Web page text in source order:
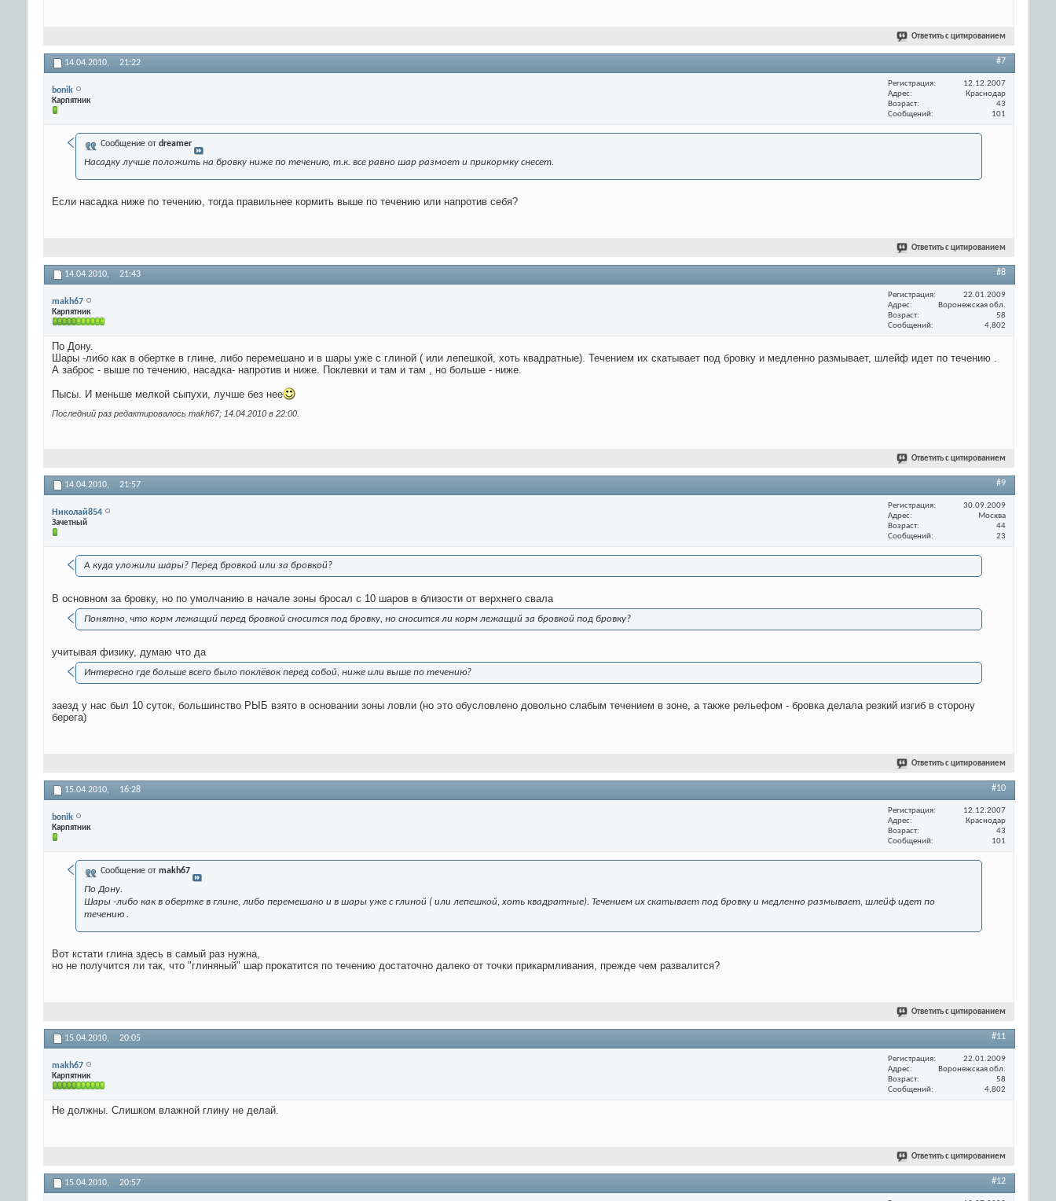
Ответить с цитированием
14.04.2010, 21:22 #7
bonik
Карпятник
Регистрация
12.12.2007
Адрес
Краснодар
Возраст
43
Сообщений
101
Сообщение от dreamer
Насадку лучше положить на бровку ниже по течению, т.к. все равно шар размоет и прикормку снесет.
Если насадка ниже по течению, тогда правильнее кормить выше по течению или напротив себя?
Ответить с цитированием
14.04.2010, 21:43 #8
makh67
Карпятник
Регистрация
22.01.2009
Адрес
Воронежская обл.
Возраст
58
Сообщений
4,802
По Дону.
Шары -либо как в обертке в глине, либо перемешано и в шары уже с глиной ( или лепешкой, хоть квадратные). Течением их скатывает под бровку и медленно размывает, шлейф идет по течению .
А заброс - выше по течению, насадка- напротив и ниже. Поклевки и там и там , но больше - ниже.
Пысы. И меньше мелкой сыпухи, лучше без нее
Последний раз редактировалось makh67; 14.04.2010 в 22:00
Ответить с цитированием
14.04.2010, 21:57 #9
Николай854
Зачетный
Регистрация
30.09.2009
Адрес
Москва
Возраст
44
Сообщений
23
А куда уложили шары? Перед бровкой или за бровкой?
В основном за бровку, но по умолчанию в начале зоны бросал с 10 шаров в близости от верхнего свала
Понятно, что корм лежащий перед бровкой сносится под бровку, но сносится ли корм лежащий за бровкой под бровку?
учитывая физику, думаю что да
Интересно где больше всего было поклёвок перед собой, ниже или выше по течению?
заезд у нас был 10 суток, большинство РЫБ взято в основании зоны ловли (но это обусловлено довольно слабым течением в зоне, а также рельефом - бровка делала резкий изгиб в сторону
берега)
Ответить с цитированием
15.04.2010, 16:28 #10
bonik
Карпятник
Регистрация
12.12.2007
Адрес
Краснодар
Возраст
43
Сообщений
101
Сообщение от makh67
По Дону.
Шары -либо как в обертке в глине, либо перемешано и в шары уже с глиной ( или лепешкой, хоть квадратные). Течением их скатывает под бровку и медленно размывает, шлейф идет по
течению .
Вот кстати глина здесь в самый раз нужна,
но не получится ли так, что "глиняный" шар прокатится по течению достаточно далеко от точки прикармливания, прежде чем развалится?
Ответить с цитированием
15.04.2010, 20:05 #11
makh67
Карпятник
Регистрация
22.01.2009
Адрес
Воронежская обл.
Возраст
58
Сообщений
4,802
Не должны. Слишком влажной глину не делай.
Ответить с цитированием
15.04.2010, 20:57 #12